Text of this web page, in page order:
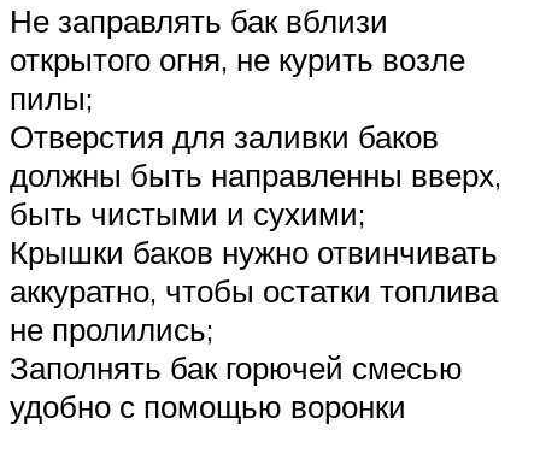
Не заправлять бак вблизи
открытого огня, не курить возле
пилы;
Отверстия для заливки баков
должны быть направленны вверх,
быть чистыми и сухими;
Крышки баков нужно отвинчивать
аккуратно, чтобы остатки топлива
не пролились;
Заполнять бак горючей смесью
удобно с помощью воронки